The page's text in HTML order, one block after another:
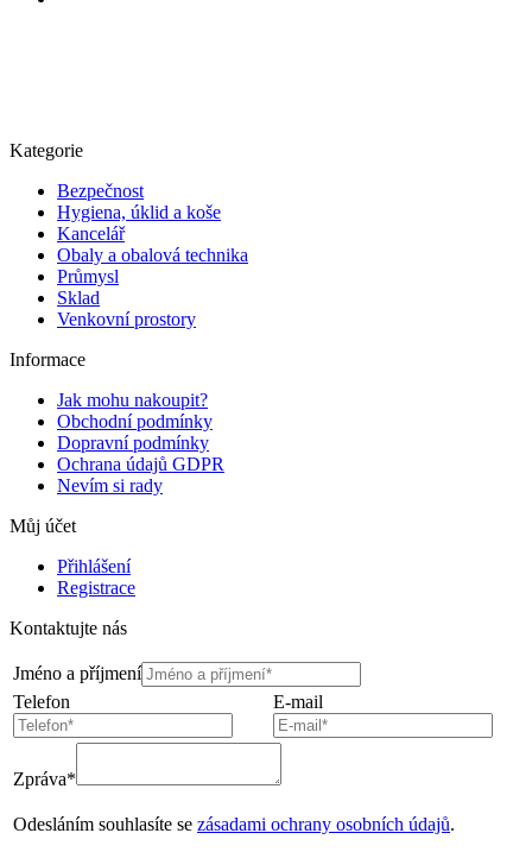
Kategorie
Bezpečnost
Hygiena, úklid a koše
Kancelář
Obaly a obalová technika
Průmysl
Sklad
Venkovní prostory
Informace
Jak mohu nakoupit?
Obchodní podmínky
Dopravní podmínky
Ochrana údajů GDPR
Nevím si rady
Můj účet
Přihlášení
Registrace
Kontaktujte nás
Jméno a příjmení
Telefon
E-mail
Zpráva*
Odesláním souhlasíte se zásadami ochrany osobních údajů.